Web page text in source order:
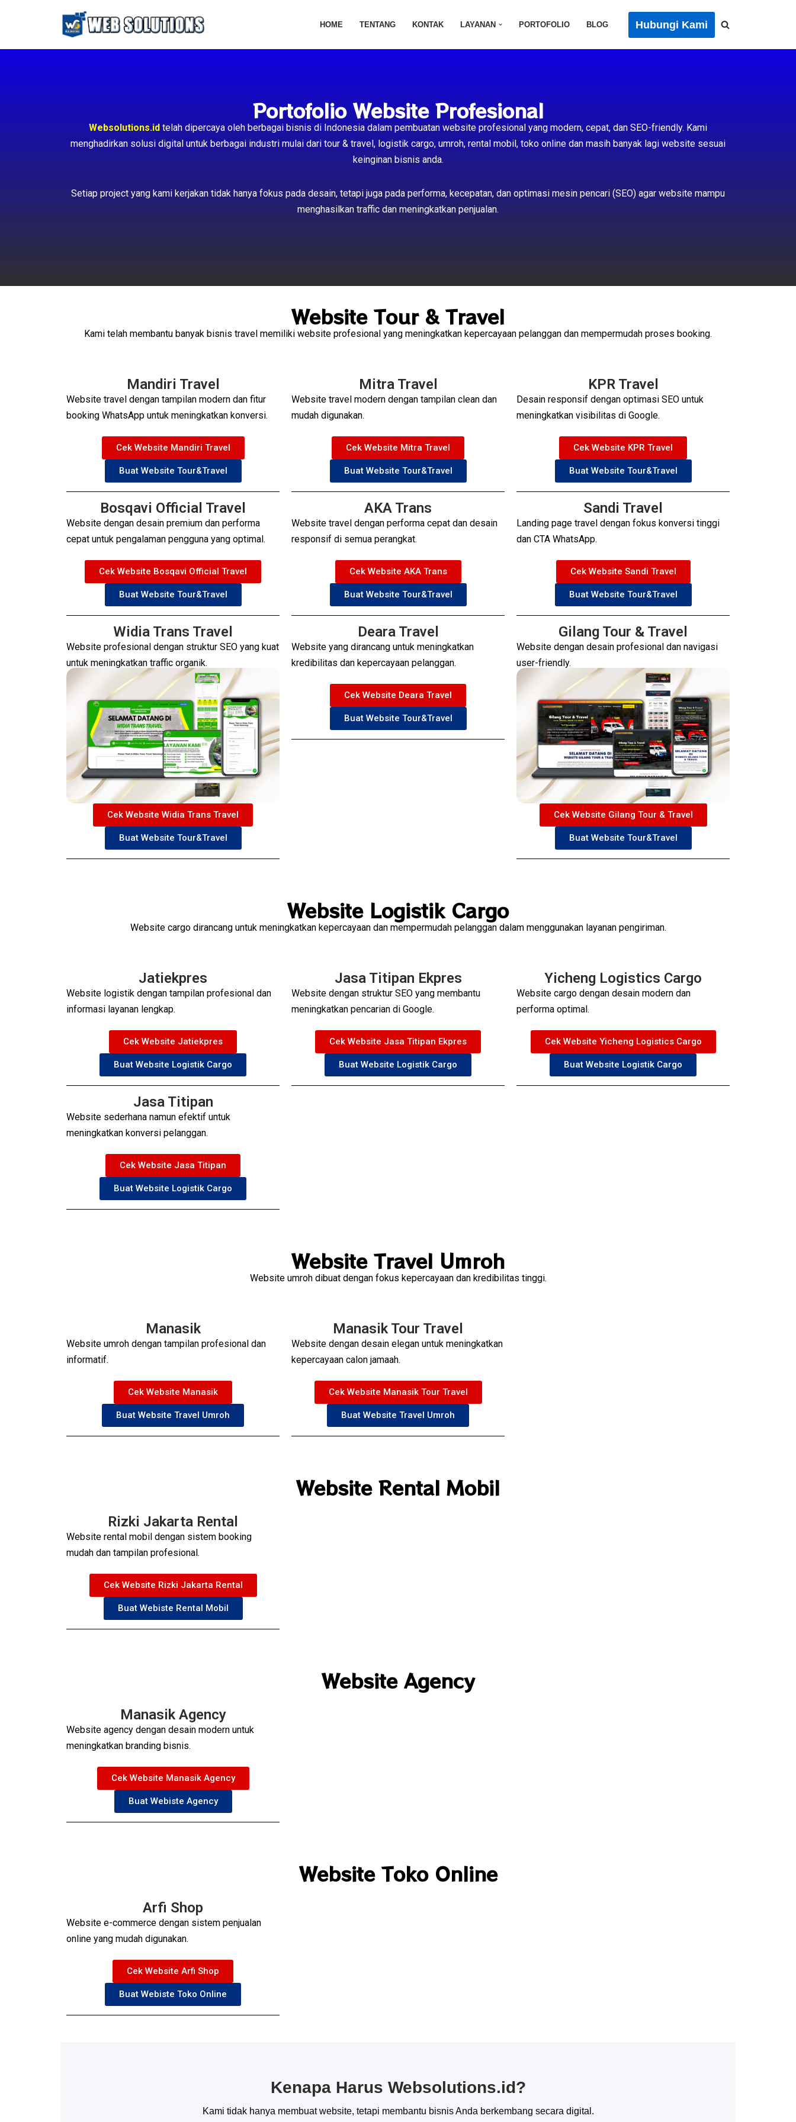
ke
HOME TENTANG KONTAK LAYANAN PORTOFOLIO BLOG Hubungi Kami
Portofolio Website Profesional
Websolutions.id telah dipercaya oleh berbagai bisnis di Indonesia dalam pembuatan website profesional yang modern, cepat, dan SEO-friendly. Kami
menghadirkan solusi digital untuk berbagai industri mulai dari tour & travel, logistik cargo, umroh, rental mobil, toko online dan masih banyak lagi website sesuai
keinginan bisnis anda.
Setiap project yang kami kerjakan tidak hanya fokus pada desain, tetapi juga pada performa, kecepatan, dan optimasi mesin pencari (SEO) agar website mampu
menghasilkan traffic dan meningkatkan penjualan.
Website Tour & Travel
Kami telah membantu banyak bisnis travel memiliki website profesional yang meningkatkan kepercayaan pelanggan dan mempermudah proses booking.
Mandiri Travel
Website travel dengan tampilan modern dan fitur
booking WhatsApp untuk meningkatkan konversi.
Cek Website Mandiri Travel
Buat Website Tour&Travel
Bosqavi Official Travel
Website dengan desain premium dan performa
cepat untuk pengalaman pengguna yang optimal.
Cek Website Bosqavi Official Travel
Buat Website Tour&Travel
Widia Trans Travel
Website profesional dengan struktur SEO yang kuat
untuk meningkatkan traffic organik.
Cek Website Widia Trans Travel
Buat Website Tour&Travel
Mitra Travel
Website travel modern dengan tampilan clean dan
mudah digunakan.
Cek Website Mitra Travel
Buat Website Tour&Travel
AKA Trans
Website travel dengan performa cepat dan desain
responsif di semua perangkat.
Cek Website AKA Trans
Buat Website Tour&Travel
Deara Travel
Website yang dirancang untuk meningkatkan
kredibilitas dan kepercayaan pelanggan.
Cek Website Deara Travel
Buat Website Tour&Travel
KPR Travel​
Desain responsif dengan optimasi SEO untuk
meningkatkan visibilitas di Google.
Cek Website KPR Travel
Buat Website Tour&Travel
Sandi Travel
Landing page travel dengan fokus konversi tinggi
dan CTA WhatsApp.
Cek Website Sandi Travel
Buat Website Tour&Travel
Gilang Tour & Travel
Website dengan desain profesional dan navigasi
user-friendly.
Cek Website Gilang Tour & Travel
Buat Website Tour&Travel
Website Logistik Cargo
Website cargo dirancang untuk meningkatkan kepercayaan dan mempermudah pelanggan dalam menggunakan layanan pengiriman.
Jatiekpres
Website logistik dengan tampilan profesional dan
informasi layanan lengkap.
Cek Website Jatiekpres
Buat Website Logistik Cargo
Jasa Titipan
Website sederhana namun efektif untuk
meningkatkan konversi pelanggan.
Cek Website Jasa Titipan
Buat Website Logistik Cargo
Jasa Titipan Ekpres
Website dengan struktur SEO yang membantu
meningkatkan pencarian di Google.
Cek Website Jasa Titipan Ekpres
Buat Website Logistik Cargo
Yicheng Logistics Cargo
Website cargo dengan desain modern dan
performa optimal.
Cek Website Yicheng Logistics Cargo
Buat Website Logistik Cargo
Website Travel Umroh
Website umroh dibuat dengan fokus kepercayaan dan kredibilitas tinggi.
Manasik
Website umroh dengan tampilan profesional dan
informatif.
Cek Website Manasik
Buat Website Travel Umroh
Manasik Tour Travel
Website dengan desain elegan untuk meningkatkan
kepercayaan calon jamaah.
Cek Website Manasik Tour Travel
Buat Website Travel Umroh
Website Rental Mobil
Rizki Jakarta Rental
Website rental mobil dengan sistem booking
mudah dan tampilan profesional.
Cek Website Rizki Jakarta Rental
Buat Webiste Rental Mobil
Website Agency
Manasik Agency
Website agency dengan desain modern untuk
meningkatkan branding bisnis.
Cek Website Manasik Agency
Buat Webiste Agency
Website Toko Online
Arfi Shop
Website e-commerce dengan sistem penjualan
online yang mudah digunakan.
Cek Website Arfi Shop
Buat Webiste Toko Online
Kenapa Harus Websolutions.id?
Kami tidak hanya membuat website, tetapi membantu bisnis Anda berkembang secara digital.